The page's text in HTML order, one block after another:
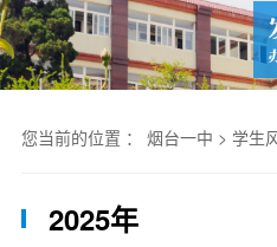
您当前的位置 ： 烟台一中 > 学生
2025年